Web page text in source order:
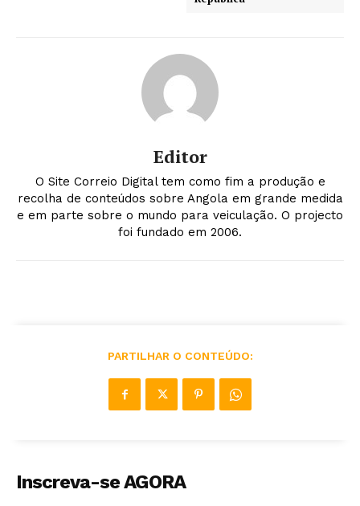
Editor
O Site Correio Digital tem como fim a produção e
recolha de conteúdos sobre Angola em grande medida
e em parte sobre o mundo para veiculação. O projecto
foi fundado em 2006.
PARTILHAR O CONTEÚDO:
Inscreva-se AGORA